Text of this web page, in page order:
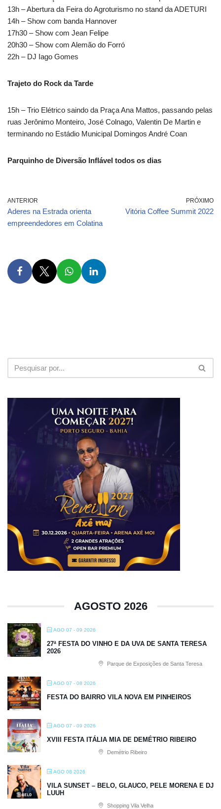
13h – Abertura da Feira do Agroturismo no stand da ADETURI
14h – Show com banda Hannover
17h30 – Show com Jean Felipe
20h30 – Show com Alemão do Forró
22h – DJ Iago Gomes
Trajeto do Rock da Tarde
15h – Trio Elétrico saindo da Praça Ana Mattos, passando pelas
ruas Jerônimo Monteiro, José Colnago, Valentin De Martin e
terminando no Estádio Municipal Domingos André Coan
Parquinho de Diversão Inflável todos os dias
ANTERIOR
Aderes na Estrada orienta
empreendedores em Colatina
PRÓXIMO
Vitória Coffee Summit 2022
AGOSTO 2026
AGO 07 - 09 2026
27ª FESTA DO VINHO E DA UVA DE SANTA TERESA
2026
Parque de Exposições de Santa Teresa
AGO 07 - 08 2026
FESTA DO BAIRRO VILA NOVA EM PINHEIROS
AGO 07 - 09 2026
XVIII FESTA ITÁLIA MIA DE DEMÉTRIO RIBEIRO
Demétrio Ribeiro
AGO 08 2026
VILA SUNSET – BELO, GLAUCO, PELE MORENA E DJ
LUUH
Shopping Vila Velha